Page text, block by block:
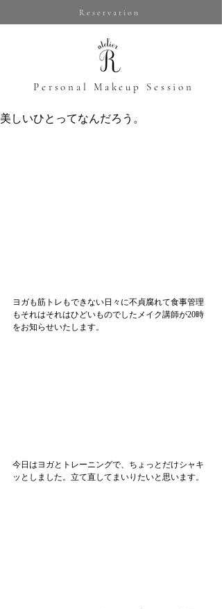
Reservation
​Personal Makeup Session
美しいひとってなんだろう。
ヨガも筋トレもできない日々に不貞腐れて食事管理
もそれはそれはひどいものでしたメイク講師が20時
をお知らせいたします。
今日はヨガとトレーニングで、ちょっとだけシャキ
ッとしました。立て直してまいりたいと思います。